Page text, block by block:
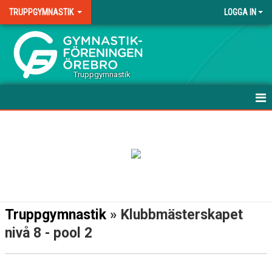
TRUPPGYMNASTIK LOGGA IN
.
Truppgymnastik
KONTAKT
Truppgymnastik » Klubbmästerskapet
nivå 8 - pool 2